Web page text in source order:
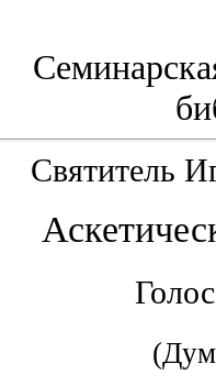
Святитель